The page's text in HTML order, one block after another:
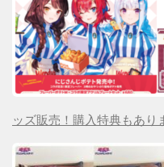
ッズ販売！購入特典もあり